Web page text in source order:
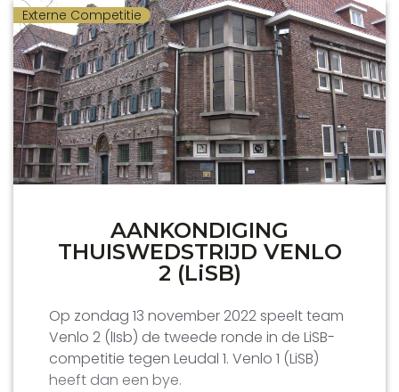
Ikwileenstartershypotheek.nl
(Venlo)
Periscoop Agency
Koninklijke Nederlandse
Schaak Bond
Limburgse Schaakbond
Bekijk daarna het filmpje waarin Roel
Versleijen een oproep doet om óók partner
van het NK te worden! Eveneens op
YouTubeen hieronder.
van 2 november 2023.
Overigens zijn twee leden nog langer lid
van onze vereniging:Jan op de Laak(sinds
1-4-1963) en Huub Borghouts (sinds 1-9-
1953).
Externe Competitie
AANKONDIGING
THUISWEDSTRIJD VENLO
2 (LiSB)
Op zondag 13 november 2022 speelt team
Venlo 2 (lIsb) de tweede ronde in de LiSB-
competitie tegen Leudal 1. Venlo 1 (LiSB)
heeft dan een bye.